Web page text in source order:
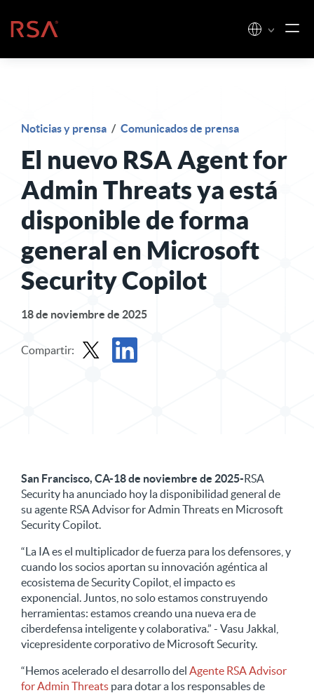
Inicio
Noticias y prensa / Comunicados de prensa
El nuevo RSA Agent for
Admin Threats ya está
disponible de forma
general en Microsoft
Security Copilot
18 de noviembre de 2025
Compartir:
San Francisco, CA-18 de noviembre de 2025-RSA
Security ha anunciado hoy la disponibilidad general de
su agente RSA Advisor for Admin Threats en Microsoft
Security Copilot.
“La IA es el multiplicador de fuerza para los defensores, y
cuando los socios aportan su innovación agéntica al
ecosistema de Security Copilot, el impacto es
exponencial. Juntos, no solo estamos construyendo
herramientas: estamos creando una nueva era de
ciberdefensa inteligente y colaborativa.” - Vasu Jakkal,
vicepresidente corporativo de Microsoft Security.
“Hemos acelerado el desarrollo del Agente RSA Advisor
for Admin Threats para dotar a los responsables de